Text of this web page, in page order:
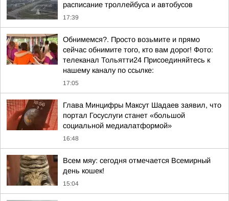
расписание троллейбуса и автобусов
17:39
Обнимемся?. Просто возьмите и прямо
сейчас обнимите того, кто вам дорог! Фото:
телеканал Тольятти24 Присоединяйтесь к
нашему каналу по ссылке:
17:05
Глава Минцифры Максут Шадаев заявил, что
портал Госуслуги станет «большой
социальной медиалатформой»
16:48
Всем мяу: сегодня отмечается Всемирный
день кошек!
15:04